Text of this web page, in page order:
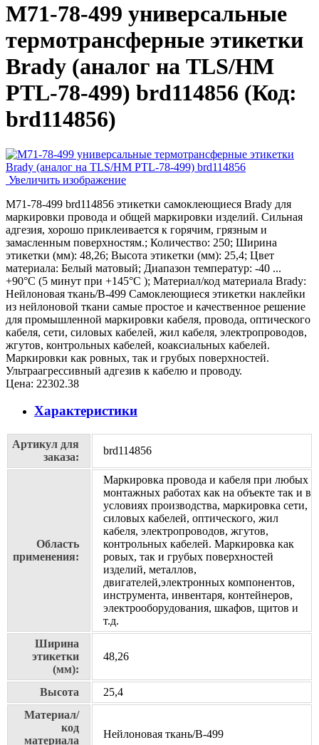
M71-78-499 универсальные
термотрансферные этикетки
Brady (аналог на TLS/HM
PTL-78-499) brd114856 (Код:
brd114856)
Увеличить изображение
M71-78-499 brd114856 этикетки самоклеющиеся Brady для
маркировки провода и общей маркировки изделий. Сильная
адгезия, хорошо приклеивается к горячим, грязным и
замасленным поверхностям.; Количество: 250; Ширина
этикетки (мм): 48,26; Высота этикетки (мм): 25,4; Цвет
материала: Белый матовый; Диапазон температур: -40 ...
+90°С (5 минут при +145°С ); Материал/код материала Brady:
Нейлоновая ткань/В-499 Самоклеющиеся этикетки наклейки
из нейлоновой ткани самые простое и качественное решение
для промышленной маркировки кабеля, провода, оптического
кабеля, сети, силовых кабелей, жил кабеля, электропроводов,
жгутов, контрольных кабелей, коаксиальных кабелей.
Маркировки как ровных, так и грубых поверхностей.
Ультраагрессивный адгезив к кабелю и проводу.
Цена: 22302.38
Характеристики
Артикул для
заказа:
brd114856
Область
применения:
Маркировка провода и кабеля при любых
монтажных работах как на объекте так и в
условиях производства, маркировка сети,
силовых кабелей, оптического, жил
кабеля, электропроводов, жгутов,
контрольных кабелей. Маркировка как
ровых, так и грубых поверхностей
изделий, металлов,
двигателей,электронных компонентов,
инструмента, инвентаря, контейнеров,
электрооборудования, шкафов, щитов и
т.д.
Ширина
этикетки
(мм):
48,26
Высота
25,4
Материал/
код
материала
Нейлоновая ткань/В-499